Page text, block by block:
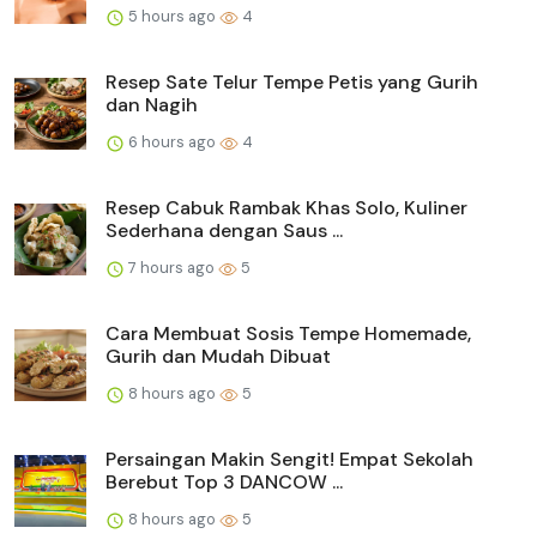
5 hours ago 4
Resep Sate Telur Tempe Petis yang Gurih
dan Nagih
6 hours ago 4
Resep Cabuk Rambak Khas Solo, Kuliner
Sederhana dengan Saus ...
7 hours ago 5
Cara Membuat Sosis Tempe Homemade,
Gurih dan Mudah Dibuat
8 hours ago 5
Persaingan Makin Sengit! Empat Sekolah
Berebut Top 3 DANCOW ...
8 hours ago 5